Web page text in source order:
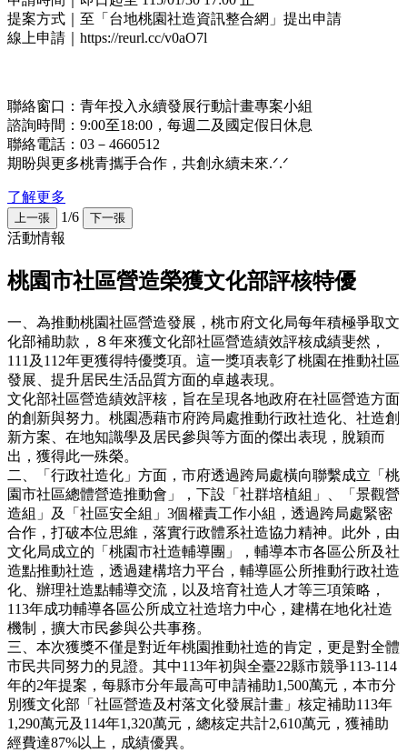
提案方式｜至「台地桃園社造資訊整合網」提出申請
線上申請｜https://reurl.cc/v0aO7l
聯絡窗口：青年投入永續發展行動計畫專案小組
諮詢時間：9:00至18:00，每週二及國定假日休息
聯絡電話：03－4660512
期盼與更多桃青攜手合作，共創永續未來.ᐟ.ᐟ
了解更多
上一張 1/6 下一張
活動情報
桃園市社區營造榮獲文化部評核特優
一、為推動桃園社區營造發展，桃市府文化局每年積極爭取文
化部補助款，８年來獲文化部社區營造績效評核成績斐然，
111及112年更獲得特優獎項。這一獎項表彰了桃園在推動社區
發展、提升居民生活品質方面的卓越表現。
文化部社區營造績效評核，旨在呈現各地政府在社區營造方面
的創新與努力。桃園憑藉市府跨局處推動行政社造化、社造創
新方案、在地知識學及居民參與等方面的傑出表現，脫穎而
出，獲得此一殊榮。
二、「行政社造化」方面，市府透過跨局處橫向聯繫成立「桃
園市社區總體營造推動會」，下設「社群培植組」、「景觀營
造組」及「社區安全組」3個權責工作小組，透過跨局處緊密
合作，打破本位思維，落實行政體系社造協力精神。此外，由
文化局成立的「桃園市社造輔導團」，輔導本市各區公所及社
造點推動社造，透過建構培力平台，輔導區公所推動行政社造
化、辦理社造點輔導交流，以及培育社造人才等三項策略，
113年成功輔導各區公所成立社造培力中心，建構在地化社造
機制，擴大市民參與公共事務。
三、本次獲獎不僅是對近年桃園推動社造的肯定，更是對全體
市民共同努力的見證。其中113年初與全臺22縣市競爭113-114
年的2年提案，每縣市分年最高可申請補助1,500萬元，本市分
別獲文化部「社區營造及村落文化發展計畫」核定補助113年
1,290萬元及114年1,320萬元，總核定共計2,610萬元，獲補助
經費達87%以上，成績優異。